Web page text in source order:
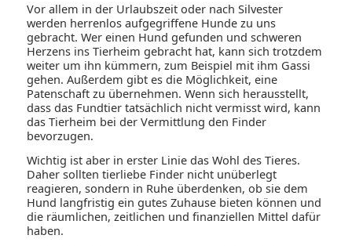
Vor allem in der Urlaubszeit oder nach Silvester
werden herrenlos aufgegriffene Hunde zu uns
gebracht. Wer einen Hund gefunden und schweren
Herzens ins Tierheim gebracht hat, kann sich trotzdem
weiter um ihn kümmern, zum Beispiel mit ihm Gassi
gehen. Außerdem gibt es die Möglichkeit, eine
Patenschaft zu übernehmen. Wenn sich herausstellt,
dass das Fundtier tatsächlich nicht vermisst wird, kann
das Tierheim bei der Vermittlung den Finder
bevorzugen.
Wichtig ist aber in erster Linie das Wohl des Tieres.
Daher sollten tierliebe Finder nicht unüberlegt
reagieren, sondern in Ruhe überdenken, ob sie dem
Hund langfristig ein gutes Zuhause bieten können und
die räumlichen, zeitlichen und finanziellen Mittel dafür
haben.